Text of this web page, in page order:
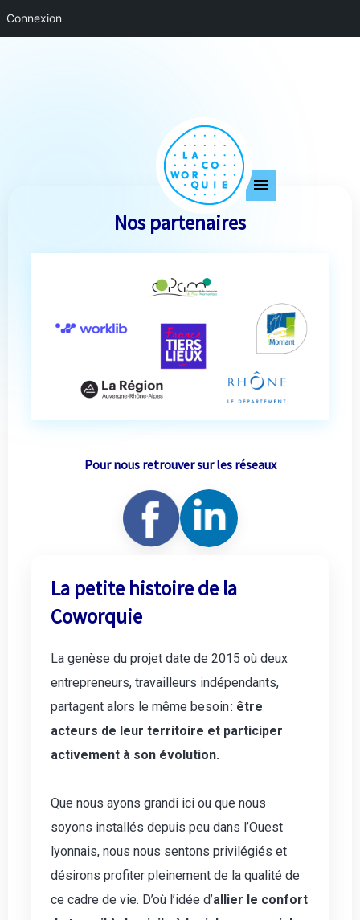
Nos partenaires
Pour nous retrouver sur les réseaux
La petite histoire de la
Coworquie
La genèse du projet date de 2015 où deux
entrepreneurs, travailleurs indépendants,
partagent alors le même besoin : être
acteurs de leur territoire et participer
activement à son évolution.
Que nous ayons grandi ici ou que nous
soyons installés depuis peu dans l’Ouest
lyonnais, nous nous sentons privilégiés et
désirons profiter pleinement de la qualité de
ce cadre de vie. D’où l’idée d’allier le confort
Connexion